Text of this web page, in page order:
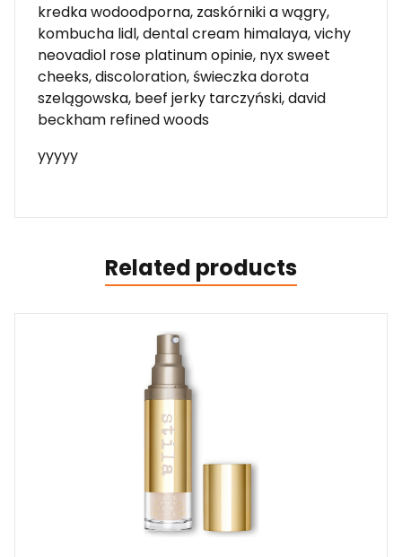
kredka wodoodporna, zaskórniki a wągry,
kombucha lidl, dental cream himalaya, vichy
neovadiol rose platinum opinie, nyx sweet
cheeks, discoloration, świeczka dorota
szelągowska, beef jerky tarczyński, david
beckham refined woods
yyyyy
Related products